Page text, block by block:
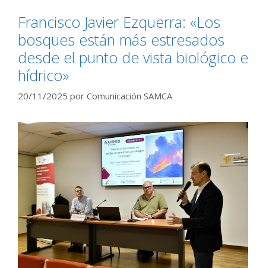
Francisco Javier Ezquerra: «Los
bosques están más estresados
desde el punto de vista biológico e
hídrico»
20/11/2025 por Comunicación SAMCA